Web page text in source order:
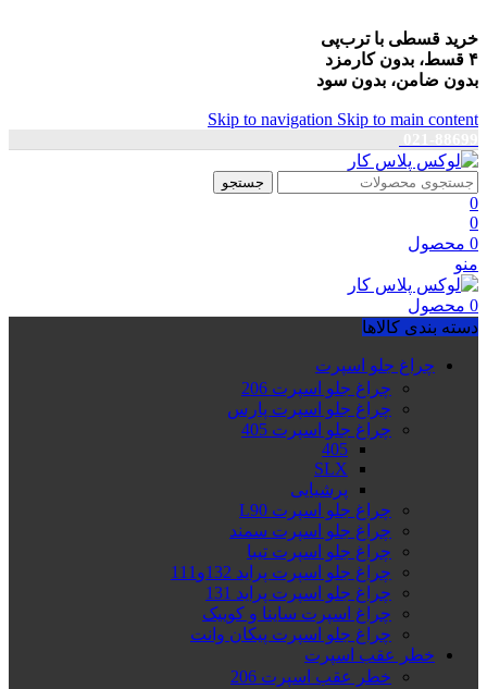
خرید قسطی با ترب‌پی
۴ قسط، بدون کارمزد
بدون ضامن، بدون سود
Skip to navigation Skip to main content
جستجو
0
0
0 محصول
منو
0 محصول
دسته بندی کالاها
چراغ جلو اسپرت
چراغ جلو اسپرت 206
چراغ جلو اسپرت پارس
چراغ جلو اسپرت 405
405
SLX
پرشیایی
چراغ جلو اسپرت L90
چراغ جلو اسپرت سمند
چراغ جلو اسپرت تیبا
چراغ جلو اسپرت پراید 132و111
چراغ جلو اسپرت پراید 131
چراغ اسپرت ساینا و کوییک
چراغ جلو اسپرت پیکان وانت
خطر عقب اسپرت
خطر عقب اسپرت 206